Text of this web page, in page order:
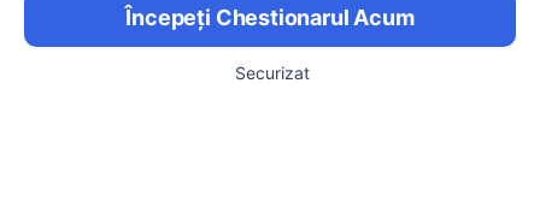
Începeți Chestionarul Acum
Securizat